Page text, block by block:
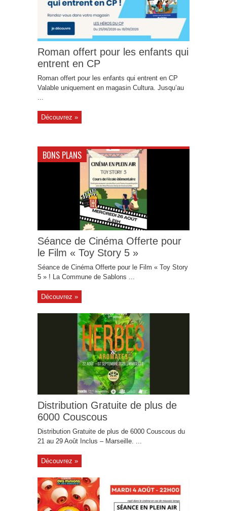
Roman offert pour les enfants qui
entrent en CP
Roman offert pour les enfants qui entrent en CP
Valable uniquement en magasin Cultura. Jusqu’au
...
Découvrez »
BONS PLANS
Séance de Cinéma Offerte pour
le Film « Toy Story 5 »
Séance de Cinéma Offerte pour le Film « Toy Story
5 » ! La Commune de Sablons ...
Découvrez »
Distribution Gratuite de plus de
6000 Couscous
Distribution Gratuite de plus de 6000 Couscous du
21 au 29 Août Inclus – Marseille. ...
Découvrez »